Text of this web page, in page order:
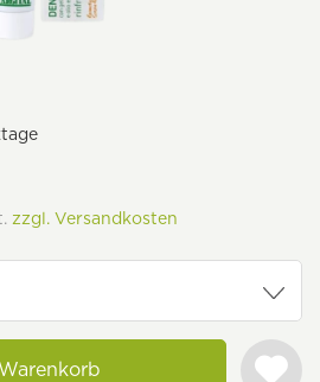
zzgl. Versandkosten